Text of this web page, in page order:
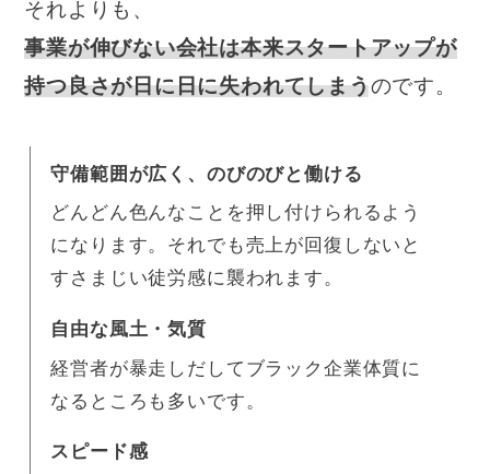
それよりも、
事業が伸びない会社は本来スタートアップが
持つ良さが日に日に失われてしまうのです。
守備範囲が広く、のびのびと働ける
どんどん色んなことを押し付けられるよう
になります。それでも売上が回復しないと
すさまじい徒労感に襲われます。
自由な風土・気質
経営者が暴走しだしてブラック企業体質に
なるところも多いです。
スピード感